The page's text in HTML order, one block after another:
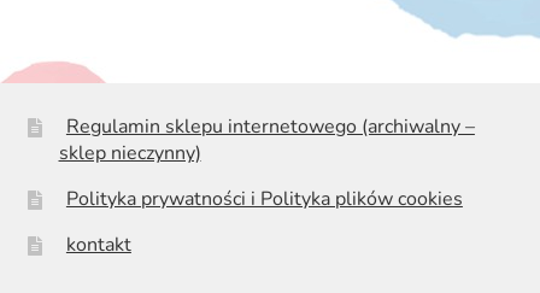
Regulamin sklepu internetowego (archiwalny –
sklep nieczynny)
Polityka prywatności i Polityka plików cookies
kontakt